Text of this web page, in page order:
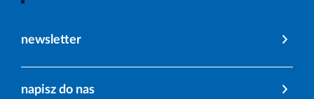
newsletter
napisz do nas